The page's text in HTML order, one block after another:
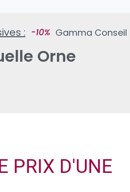
: Gamma Conseil
Orne
PRIX D'UNE